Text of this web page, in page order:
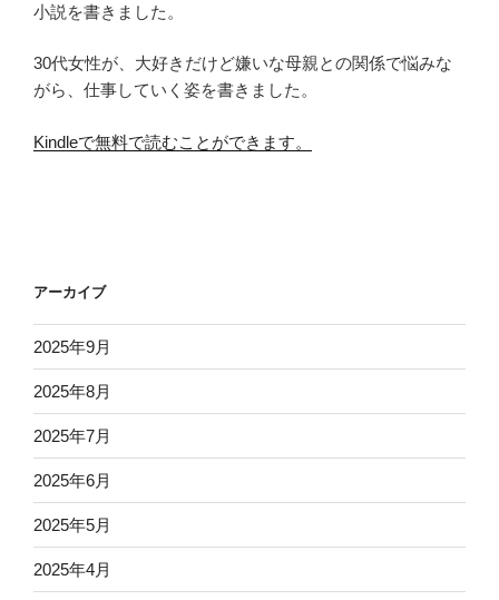
小説を書きました。
30代女性が、大好きだけど嫌いな母親との関係で悩みな
がら、仕事していく姿を書きました。
Kindleで無料で読むことができます。
アーカイブ
2025年9月
2025年8月
2025年7月
2025年6月
2025年5月
2025年4月